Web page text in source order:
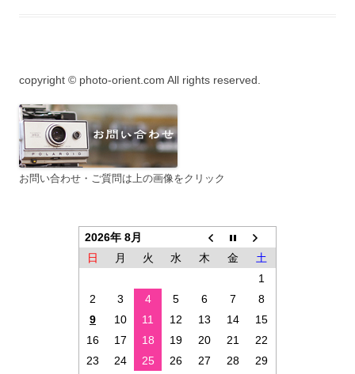
copyright © photo-orient.com All rights reserved.
お問い合わせ・ご質問は上の画像をクリック
2026年 8月
日
月 火 水 木 金
土
1
2
3 4 5 6 7
8
9
10 11 12 13 14
15
16
17 18 19 20 21
22
23
24 25 26 27 28
29